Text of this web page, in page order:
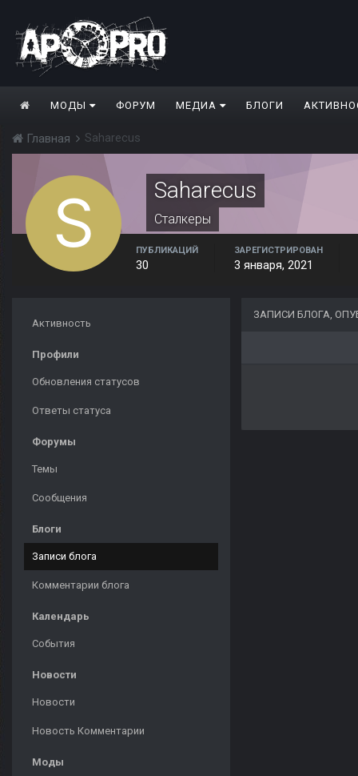
МОДЫ ФОРУМ МЕДИА БЛОГИ
Главная Saharecus
Saharecus
Сталкеры
ПУБЛИКАЦИЙ
30
ЗАРЕГИСТРИРОВАН
3 января, 2021
Активность
Профили
Обновления статусов
Ответы статуса
Форумы
Темы
Сообщения
Блоги
Записи блога
Комментарии блога
Календарь
События
Новости
Новости
Новость Комментарии
Моды
ЗАПИСИ БЛОГА,